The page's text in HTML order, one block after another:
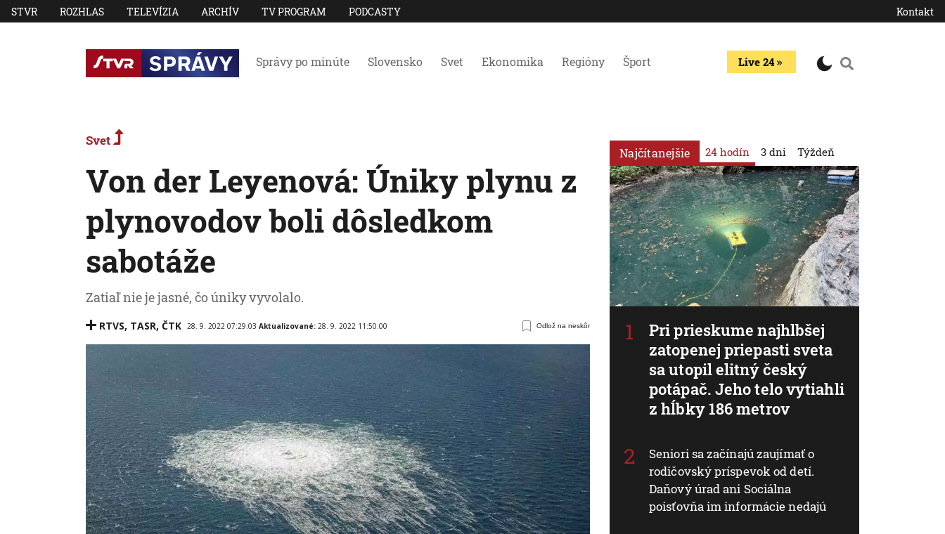
STVR ROZHLAS TELEVÍZIA ARCHÍV TV PROGRAM PODCASTY Kontakt
Správy po minúte Slovensko Svet Ekonomika Regióny Šport Live 24
Svet
Von der Leyenová: Úniky plynu z
plynovodov boli dôsledkom
sabotáže
Zatiaľ nie je jasné, čo úniky vyvolalo.
RTVS, TASR, ČTK 28. 9. 2022 07:29:03 Aktualizované: 28. 9. 2022 11:50:00 Odlož na neskôr
Najčítanejšie 24 hodín
Pri prieskume najhlbšej
zatopenej priepasti sveta
sa utopil elitný český
potápač. Jeho telo vytiahli
z hĺbky 186 metrov
Seniori sa začínajú zaujímať o
rodičovský príspevok od detí.
Daňový úrad ani Sociálna
poisťovňa im informácie nedajú
3 dni Týždeň